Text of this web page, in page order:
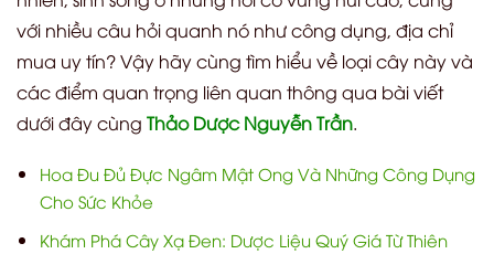
với nhiều câu hỏi quanh nó như công dụng, địa chỉ
mua uy tín? Vậy hãy cùng tìm hiểu về loại cây này và
các điểm quan trọng liên quan thông qua bài viết
dưới đây cùng Thảo Dược Nguyễn Trần.
Hoa Đu Đủ Đực Ngâm Mật Ong Và Những Công Dụng
Cho Sức Khỏe
Khám Phá Cây Xạ Đen: Dược Liệu Quý Giá Từ Thiên